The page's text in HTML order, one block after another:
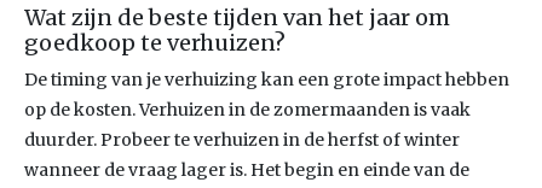
Wat zijn de beste tijden van het jaar om
goedkoop te verhuizen?
De timing van je verhuizing kan een grote impact hebben
op de kosten. Verhuizen in de zomermaanden is vaak
duurder. Probeer te verhuizen in de herfst of winter
wanneer de vraag lager is. Het begin en einde van de